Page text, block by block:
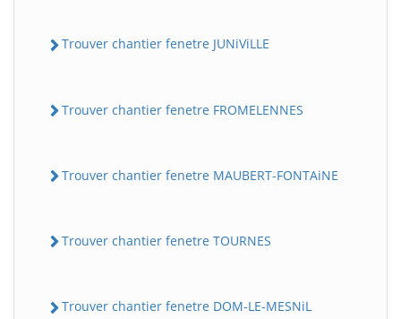
Trouver chantier fenetre JUNiViLLE
Trouver chantier fenetre FROMELENNES
Trouver chantier fenetre MAUBERT-FONTAiNE
Trouver chantier fenetre TOURNES
Trouver chantier fenetre DOM-LE-MESNiL